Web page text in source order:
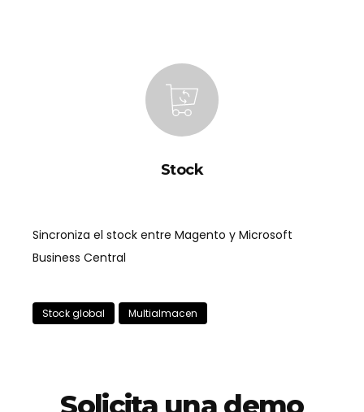
Stock
Sincroniza el stock entre Magento y Microsoft
Business Central
Stock global Multialmacen